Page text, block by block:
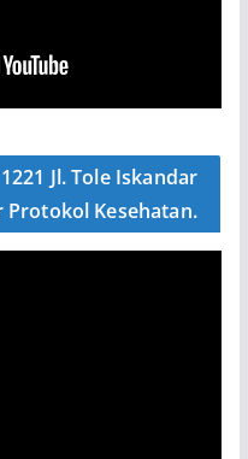
Jl. Tole Iskandar
Protokol Kesehatan.